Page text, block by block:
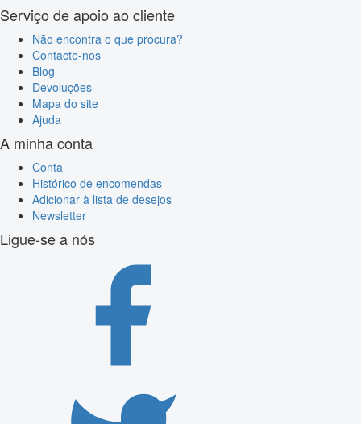
Serviço de apoio ao cliente
Não encontra o que procura?
Contacte-nos
Blog
Devoluções
Mapa do site
Ajuda
A minha conta
Conta
Histórico de encomendas
Adicionar à lista de desejos
Newsletter
Ligue-se a nós